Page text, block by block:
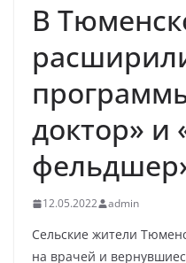
В
доктор» и
12.05.2022 admin
Сельские жители
на врачей и